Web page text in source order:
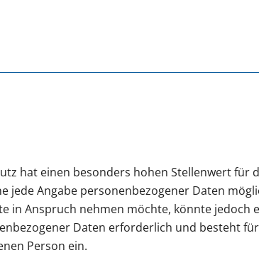
hat einen besonders hohen Stellenwert für
jede Angabe personenbezogener Daten
in Anspruch nehmen möchte, könnte jedoch
Daten erforderlich und besteht
Person ein.